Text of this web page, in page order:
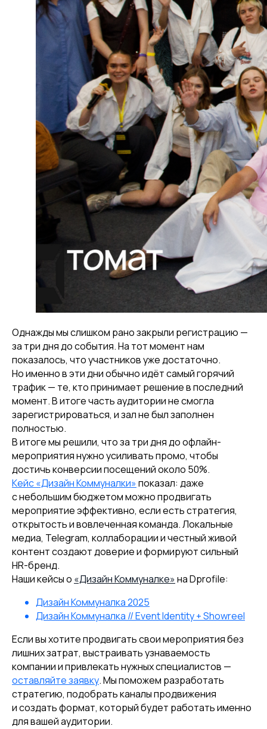
Однажды мы слишком рано закрыли регистрацию —
за три дня до события. На тот момент нам
показалось, что участников уже достаточно.
Но именно в эти дни обычно идёт самый горячий
трафик — те, кто принимает решение в последний
момент. В итоге часть аудитории не смогла
зарегистрироваться, и зал не был заполнен
полностью.
В итоге мы решили, что за три дня до офлайн-
мероприятия нужно усиливать промо, чтобы
достичь конверсии посещений около 50%.
Кейс «Дизайн Коммуналки»показал: даже
с небольшим бюджетом можно продвигать
мероприятие эффективно, если есть стратегия,
открытость и вовлеченная команда. Локальные
медиа, Telegram, коллаборации и честный живой
контент создают доверие и формируют сильный
HR-бренд.
Наши кейсы о «Дизайн Коммуналке»на Dprofile:
Дизайн Коммуналка 2025
Дизайн Коммуналка // Event Identity + Showreel
Если вы хотите продвигать свои мероприятия без
лишних затрат, выстраивать узнаваемость
компании и привлекать нужных специалистов —
оставляйте заявку. Мы поможем разработать
стратегию, подобрать каналы продвижения
и создать формат, который будет работать именно
для вашей аудитории.